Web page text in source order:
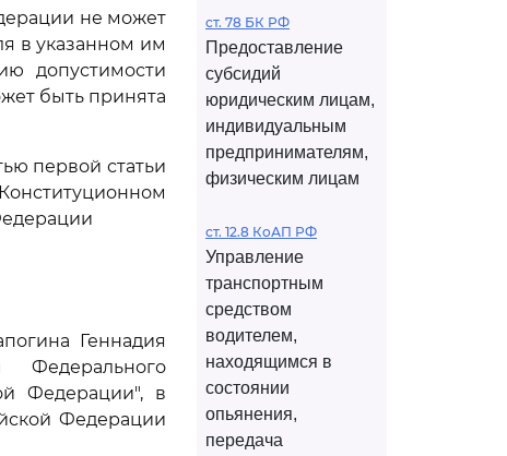
не может
в указанном им
допустимости
быть принята
первой статьи
Геннадия
Федерации", в
Федерации
ст. 78 БК РФ
Предоставление
субсидий
юридическим лицам,
индивидуальным
предпринимателям,
физическим лицам
ст. 12.8 КоАП РФ
Управление
транспортным
средством
водителем,
находящимся в
состоянии
опьянения,
передача